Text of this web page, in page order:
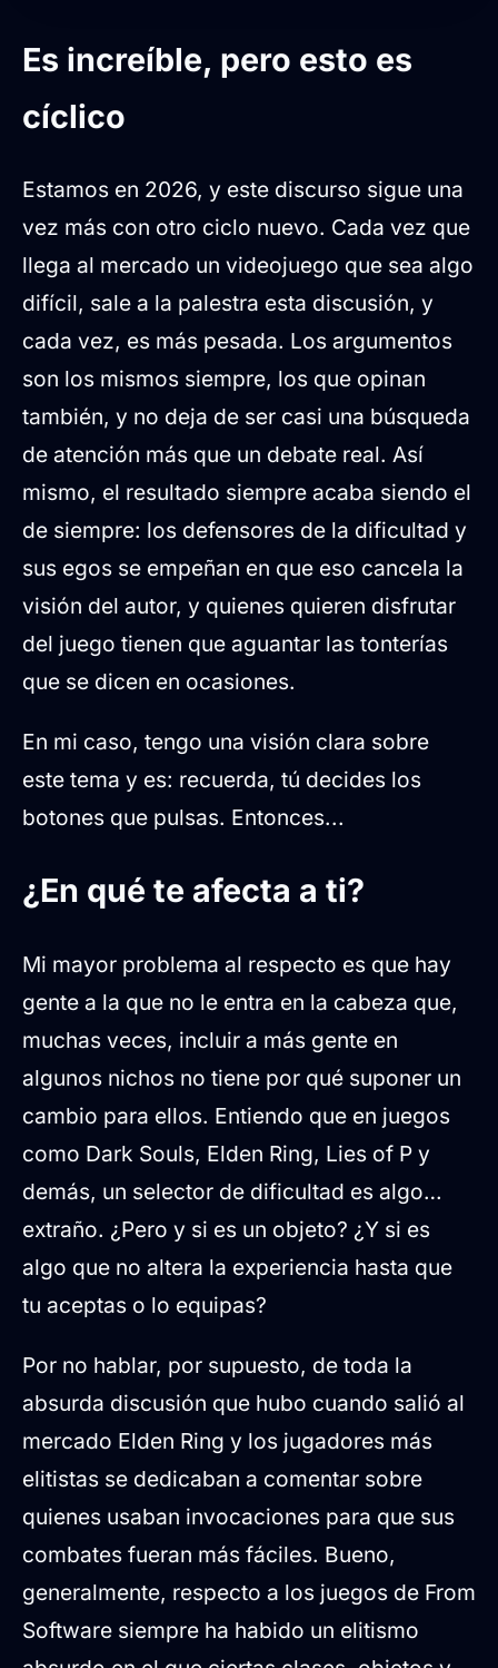
Es increíble, pero esto es
cíclico
Estamos en 2026, y este discurso sigue una
vez más con otro ciclo nuevo. Cada vez que
llega al mercado un videojuego que sea algo
difícil, sale a la palestra esta discusión, y
cada vez, es más pesada. Los argumentos
son los mismos siempre, los que opinan
también, y no deja de ser casi una búsqueda
de atención más que un debate real. Así
mismo, el resultado siempre acaba siendo el
de siempre: los defensores de la dificultad y
sus egos se empeñan en que eso cancela la
visión del autor, y quienes quieren disfrutar
del juego tienen que aguantar las tonterías
que se dicen en ocasiones.
En mi caso, tengo una visión clara sobre
este tema y es: recuerda, tú decides los
botones que pulsas. Entonces...
¿En qué te afecta a ti?
Mi mayor problema al respecto es que hay
gente a la que no le entra en la cabeza que,
muchas veces, incluir a más gente en
algunos nichos no tiene por qué suponer un
cambio para ellos. Entiendo que en juegos
como Dark Souls, Elden Ring, Lies of P y
demás, un selector de dificultad es algo…
extraño. ¿Pero y si es un objeto? ¿Y si es
algo que no altera la experiencia hasta que
tu aceptas o lo equipas?
Por no hablar, por supuesto, de toda la
absurda discusión que hubo cuando salió al
mercado Elden Ring y los jugadores más
elitistas se dedicaban a comentar sobre
quienes usaban invocaciones para que sus
combates fueran más fáciles. Bueno,
generalmente, respecto a los juegos de From
Software siempre ha habido un elitismo